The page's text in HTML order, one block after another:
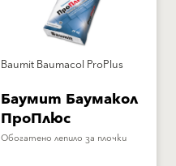
Baumit Baumacol ProPlus
Баумит Баумакол
ПроПлюс
Обогатено лепило за плочки